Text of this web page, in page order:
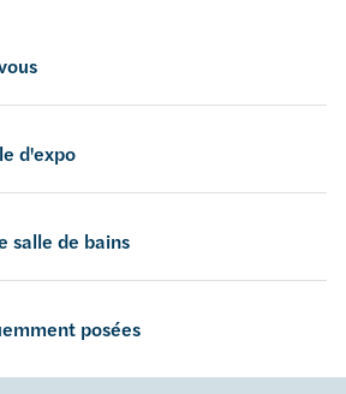
d'expo
salle de bains
posées